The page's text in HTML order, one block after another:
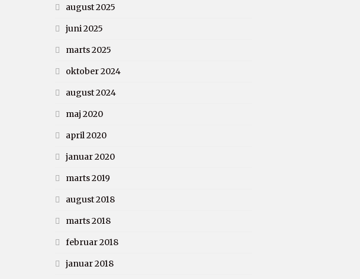
august 2025
juni 2025
marts 2025
oktober 2024
august 2024
maj 2020
april 2020
januar 2020
marts 2019
august 2018
marts 2018
februar 2018
januar 2018